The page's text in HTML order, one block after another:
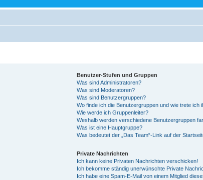
Benutzer-Stufen und Gruppen
Was sind Administratoren?
Was sind Moderatoren?
Was sind Benutzergruppen?
Wo finde ich die Benutzergruppen und wie trete ich
Wie werde ich Gruppenleiter?
Weshalb werden verschiedene Benutzergruppen
Was ist eine Hauptgruppe?
Was bedeutet der „Das Team“-Link auf der
Private Nachrichten
Ich kann keine Privaten Nachrichten verschicken!
Ich bekomme ständig unerwünschte Private
Ich habe eine Spam-E-Mail von einem Mitglied